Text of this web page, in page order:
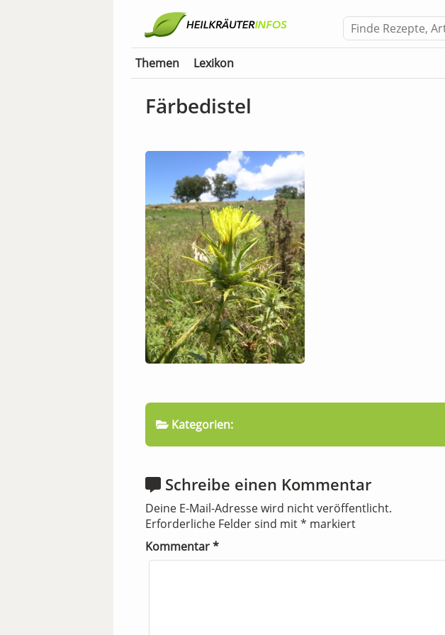
Themen Lexikon
Färbedistel
Kategorien:
Schreibe einen Kommentar
Deine E-Mail-Adresse wird nicht veröffentlicht.
Erforderliche Felder sind mit* markiert
Kommentar*